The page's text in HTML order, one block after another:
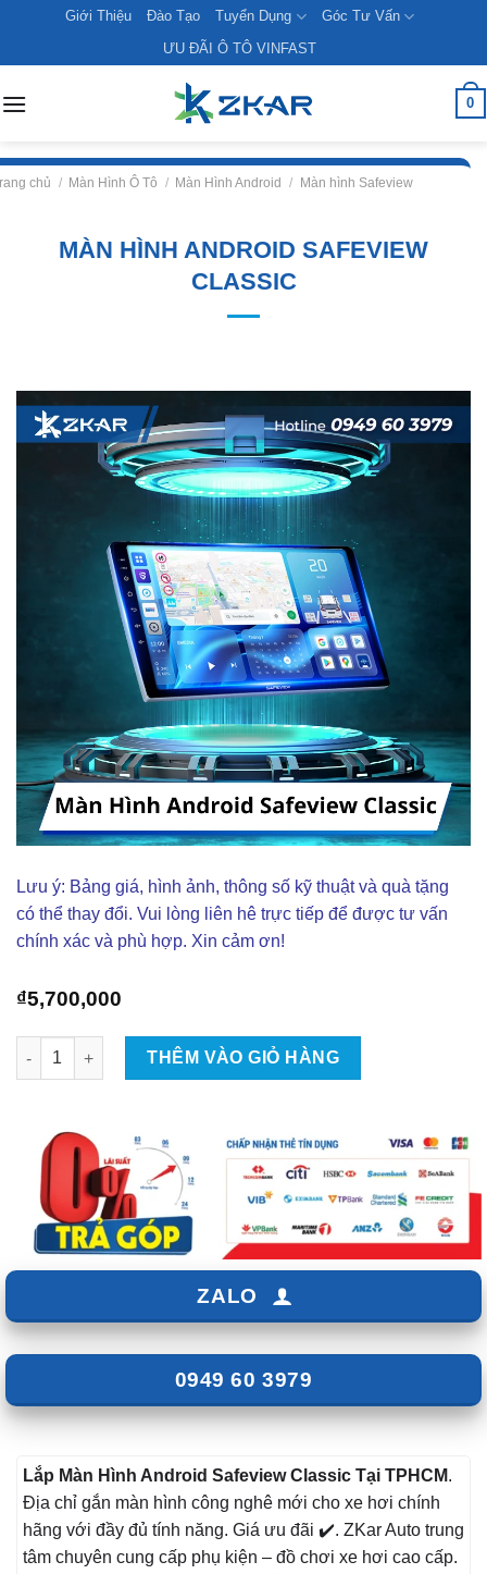
content
Giới Thiệu Đào Tạo Tuyển Dụng
Góc Tư Vấn
ƯU ĐÃI Ô TÔ VINFAST
0
chủ / Màn Hình Ô Tô / Màn Hình Android / Màn hình Safeview
MÀN HÌNH ANDROID SAFEVIEW
CLASSIC
Lưu ý: Bảng giá, hình ảnh, thông số kỹ thuật và quà tặng
có thể thay đổi. Vui lòng liên hê trực tiếp để được tư vấn
chính xác và phù hợp. Xin cảm ơn!
₫5,700,000
Màn Hình Android Safeview Classic số lượng
THÊM VÀO GIỎ HÀNG
ZALO
0949 60 3979
Lắp Màn Hình Android Safeview Classic Tại TPHCM.
Địa chỉ gắn màn hình công nghê mới cho xe hơi chính
hãng với đầy đủ tính năng. Giá ưu đãi ✔️. ZKar Auto trung
tâm chuyên cung cấp phụ kiện – đồ chơi xe hơi cao cấp.